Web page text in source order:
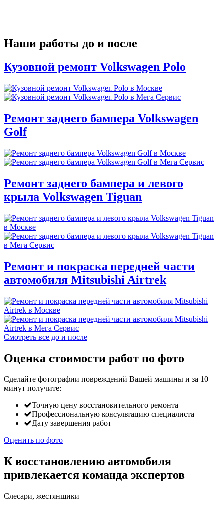
Наши работы до и после
Кузовной ремонт Volkswagen Polo
Ремонт заднего бампера Volkswagen
Golf
Ремонт заднего бампера и левого
крыла Volkswagen Tiguan
Ремонт и покраска передней части
автомобиля Mitsubishi Airtrek
Смотреть все до и после
Оценка стоимости работ по фото
Сделайте фотографии повреждений Вашей машины и за 10
минут получите:
Точную цену восстановительного ремонта
Профессиональную консультацию специалиста
Дату завершения работ
Оценить по фото
К восстановлению автомобиля
привлекается команда экспертов
Слесари, жестянщики